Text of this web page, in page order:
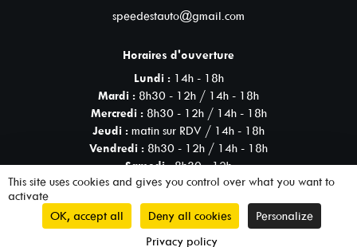
speedestauto@gmail.com
Horaires d'ouverture
Lundi :14h - 18h
Mardi : 8h30 - 12h / 14h - 18h
Mercredi :8h30 - 12h / 14h - 18h
Jeudi : matin sur RDV / 14h - 18h
Vendredi : 8h30 - 12h / 14h - 18h
Samedi :8h30 - 12h
© 2026 Speed Est - SIRET 531 400 885
Réalisation
This site uses cookies and gives you control over what you want to
activate
OK, accept all
Deny all cookies
Personalize
Privacy policy